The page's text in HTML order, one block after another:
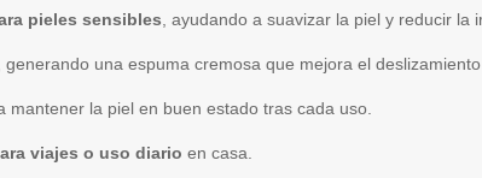
pieles sensibles , ayudando a suavizar la piel y reducir la
una espuma cremosa que mejora el deslizamiento
la piel en buen estado tras cada uso.
viajes o uso diario en casa.